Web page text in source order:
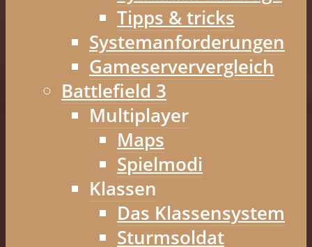
Tipps & tricks
Systemanforderungen
Gameserververgleich
Battlefield 3
Multiplayer
Maps
Spielmodi
Klassen
Das Klassensystem
Sturmsoldat